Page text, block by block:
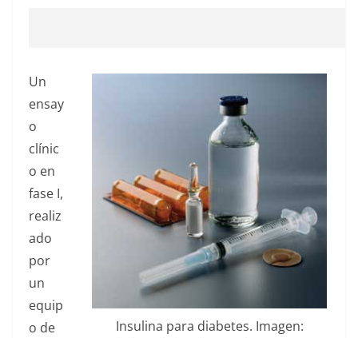
Insulina para diabetes. Imagen:
Un
ensay
o
clínic
o en
fase I,
realiz
ado
por
un
equip
o de